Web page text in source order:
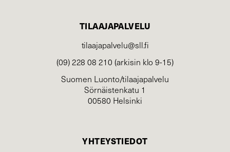
TILAAJAPALVELU
tilaajapalvelu@sll.fi
(09) 228 08 210 (arkisin klo 9-15)
Suomen Luonto/tilaajapalvelu
Sörnäistenkatu 1
00580 Helsinki
YHTEYSTIEDOT